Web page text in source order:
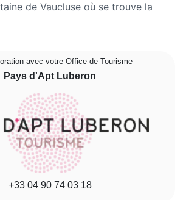
de Vaucluse où se trouve la
avec votre Office de Tourisme
Pays d'Apt Luberon
+33 04 90 74 03 18